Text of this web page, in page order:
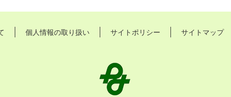
個人情報の取り扱い サイトポリシー サイトマップ